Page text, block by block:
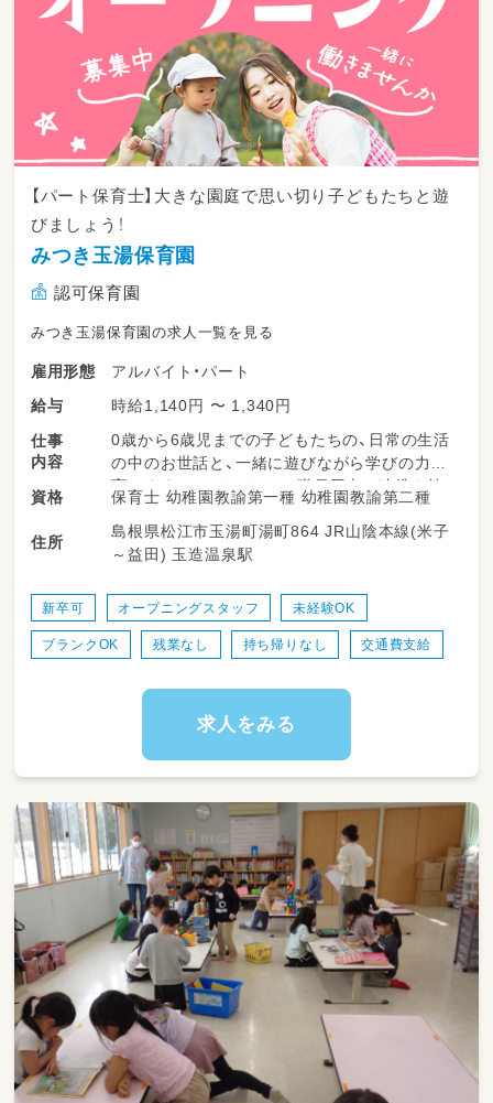
【パート保育士】大きな園庭で思い切り子どもたちと遊
びましょう！
みつき玉湯保育園
認可保育園
みつき玉湯保育園の求人一覧を見る
雇用形態
アルバイト・パート
給与
時給1,140円 〜 1,340円
仕事
内容
0歳から6歳児までの子どもたちの、日常の生活
の中のお世話と、一緒に遊びながら学びの力を
育てます。そのためには、職員同士の連携を持
つことと、保護者の方との連携を持つことも大
事な仕事になります。初めて出会う子どもた
ち、保護者の方になるので、最初は大変だと思い
ていきます。
新園ですので、行事等の見直しができ、職員の負
担の軽減を図ることができます。基本的に、書
です。持ち帰りはありません。
お仕事の時間とプライベートの時間、それぞれ
資格 保育士 幼稚園教諭第一種 幼稚園教諭第二種
住所
島根県松江市玉湯町湯町864 JR山陰本線(米子
～益田) 玉造温泉駅
新卒可 オープニングスタッフ 未経験OK
ブランクOK 残業なし 持ち帰りなし 交通費支給
求人をみる